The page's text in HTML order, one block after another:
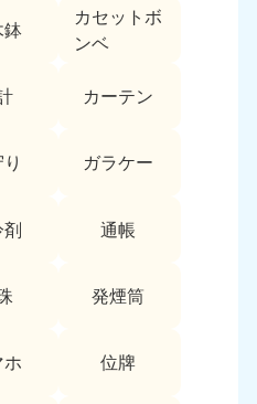
鉢
カセットボ
ンベ
カーテン
ガラケー
剤 通帳
発煙筒
ホ 位牌
050-1880-9897
9:00〜19:00 年中無休
沖縄
050-1880-9894
鹿児島県
9:00〜19:00 年中無休
050-1880-9890